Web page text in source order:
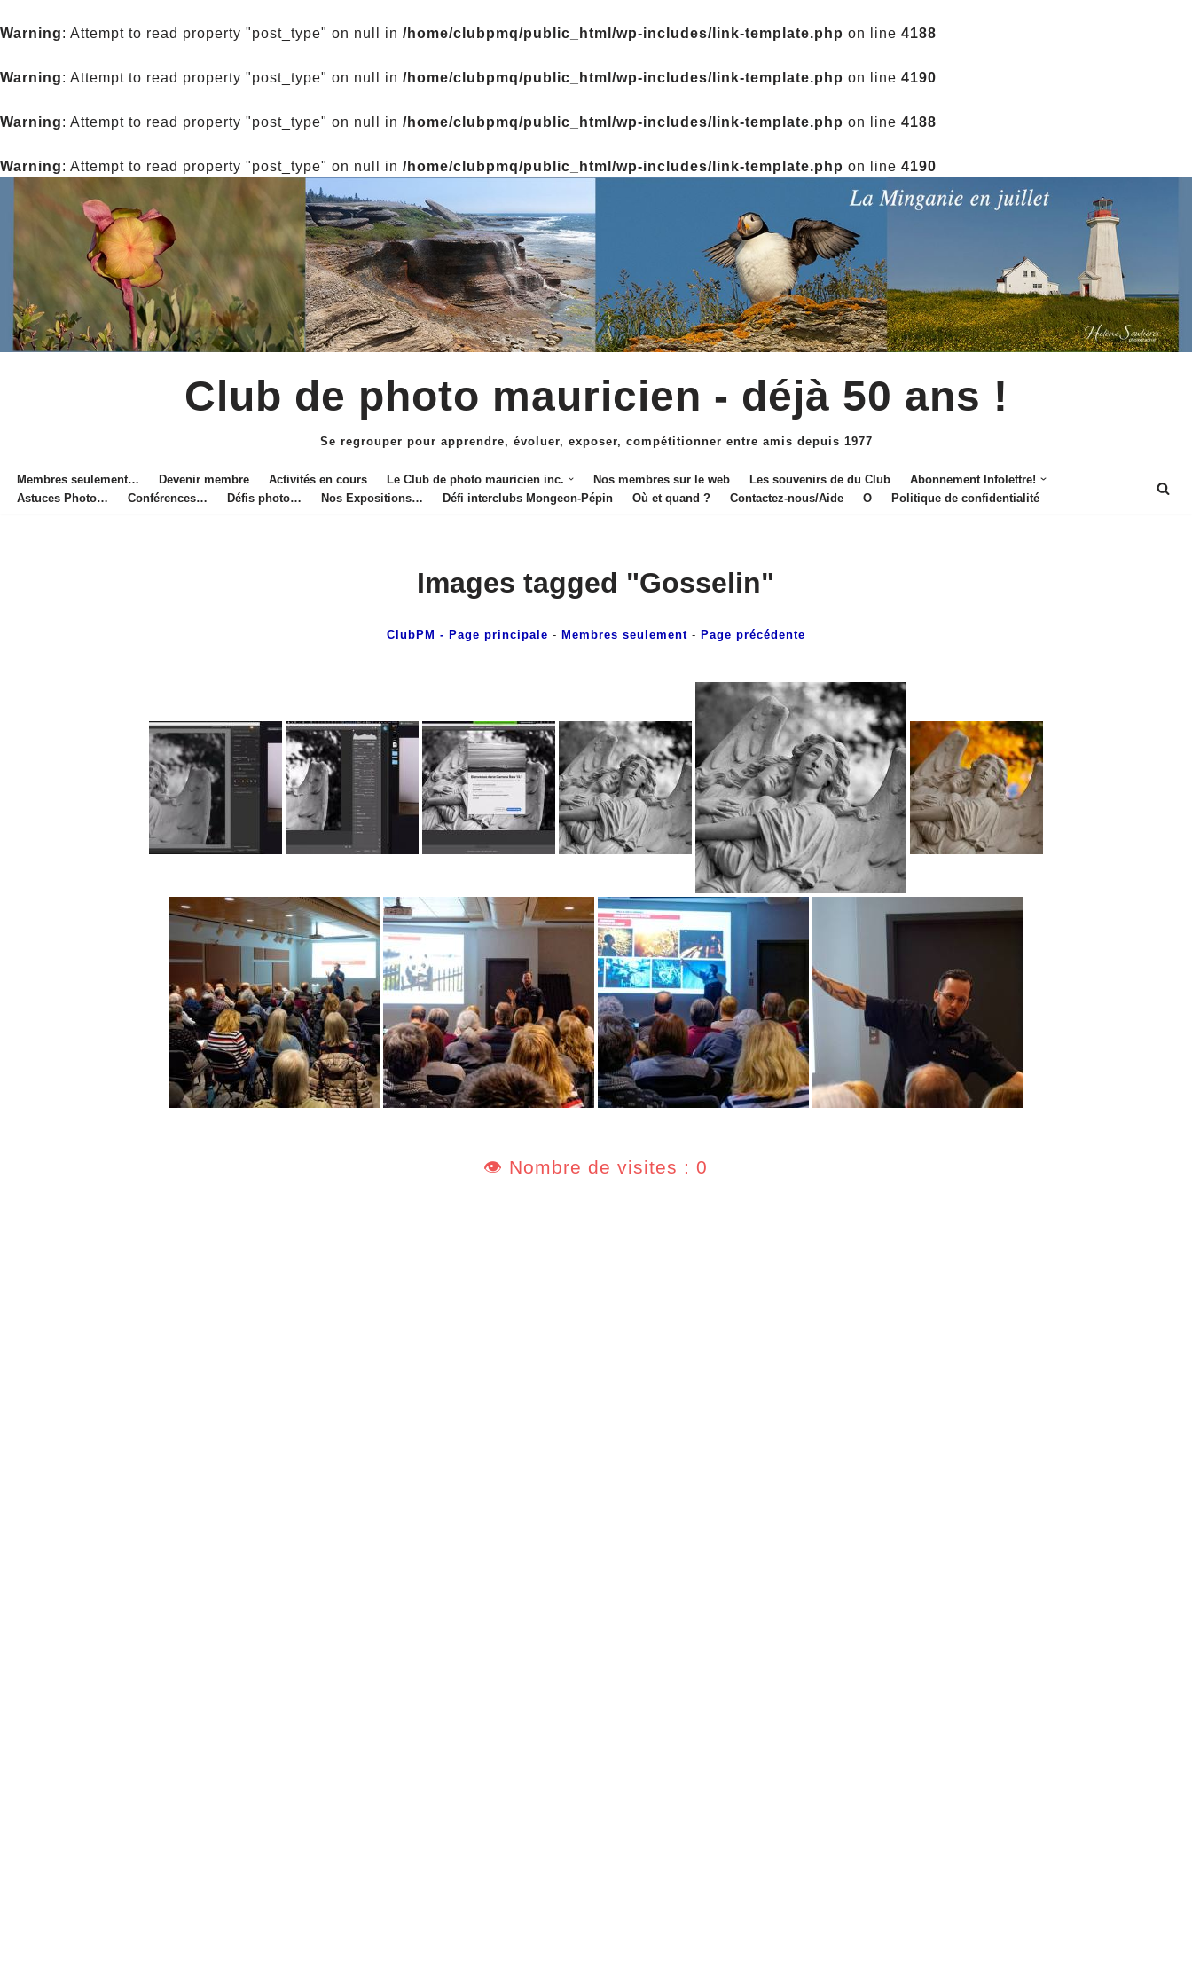
Warning: Attempt to read property "post_type" on null in /home/clubpmq/public_html/wp-includes/link-template.php on line 4188
Warning: Attempt to read property "post_type" on null in /home/clubpmq/public_html/wp-includes/link-template.php on line 4190
Warning: Attempt to read property "post_type" on null in /home/clubpmq/public_html/wp-includes/link-template.php on line 4188
Warning: Attempt to read property "post_type" on null in /home/clubpmq/public_html/wp-includes/link-template.php on line 4190
Club de photo mauricien - déjà 50 ans !
Se regrouper pour apprendre, évoluer, exposer, compétitionner entre amis depuis 1977
Membres seulement… Devenir membre Activités en cours Le Club de photo mauricien inc. Nos membres sur le web Les souvenirs de du Club
Abonnement Infolettre!
Astuces Photo…
Conférences… Défis photo… Nos Expositions… Défi interclubs Mongeon-Pépin Où et quand ? Contactez-nous/Aide O Politique de confidentialité
Images tagged "Gosselin"
ClubPM - Page principale - Membres seulement- Page précédente
👁️ Nombre de visites : 0